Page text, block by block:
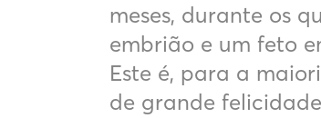
meses, durante os
embrião e um feto
Este é, para a
de grande